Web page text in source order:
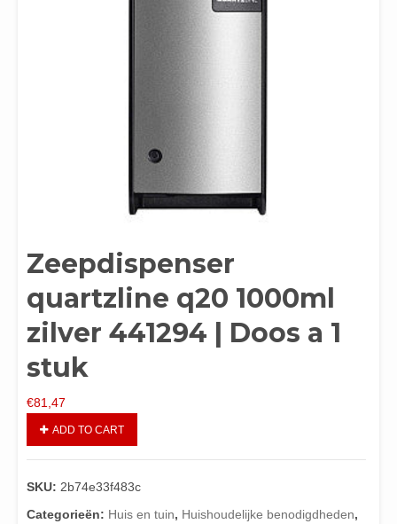
Zeepdispenser
quartzline q20 1000ml
zilver 441294 | Doos a 1
stuk
€81,47
ADD TO CART
SKU: 2b74e33f483c
Categorieën: Huis en tuin, Huishoudelijke benodigdheden,